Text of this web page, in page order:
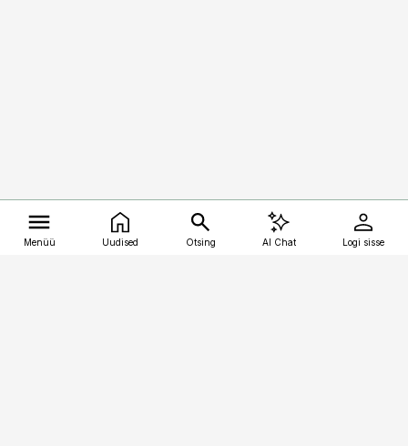
Menüü Uudised Otsing AI Chat Logi sisse